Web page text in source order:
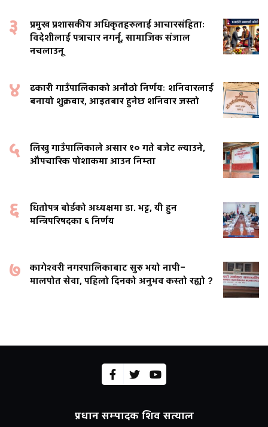
३
प्रमुख प्रशासकीय अधिकृतहरुलाई आचारसंहिताः
विदेशीलाई पत्राचार नगर्नू, सामाजिक संजाल
नचलाउनू
४
ढकारी गाउँपालिकाको अनौठो निर्णयः शनिवारलाई
बनायो शुक्रबार, आइतबार हुनेछ शनिवार जस्तो
५
लिखु गाउँपालिकाले असार १० गते बजेट ल्याउने,
औपचारिक पोशाकमा आउन निम्ता
६
धितोपत्र बोर्डको अध्यक्षमा डा. भट्ट, यी हुन
मन्त्रिपरिषदका ६ निर्णय
७
कागेश्वरी नगरपालिकाबाट सुरु भयो नापी–
मालपोत सेवा, पहिलो दिनको अनुभव कस्तो रह्यो ?
प्रधान सम्पादक शिव सत्याल